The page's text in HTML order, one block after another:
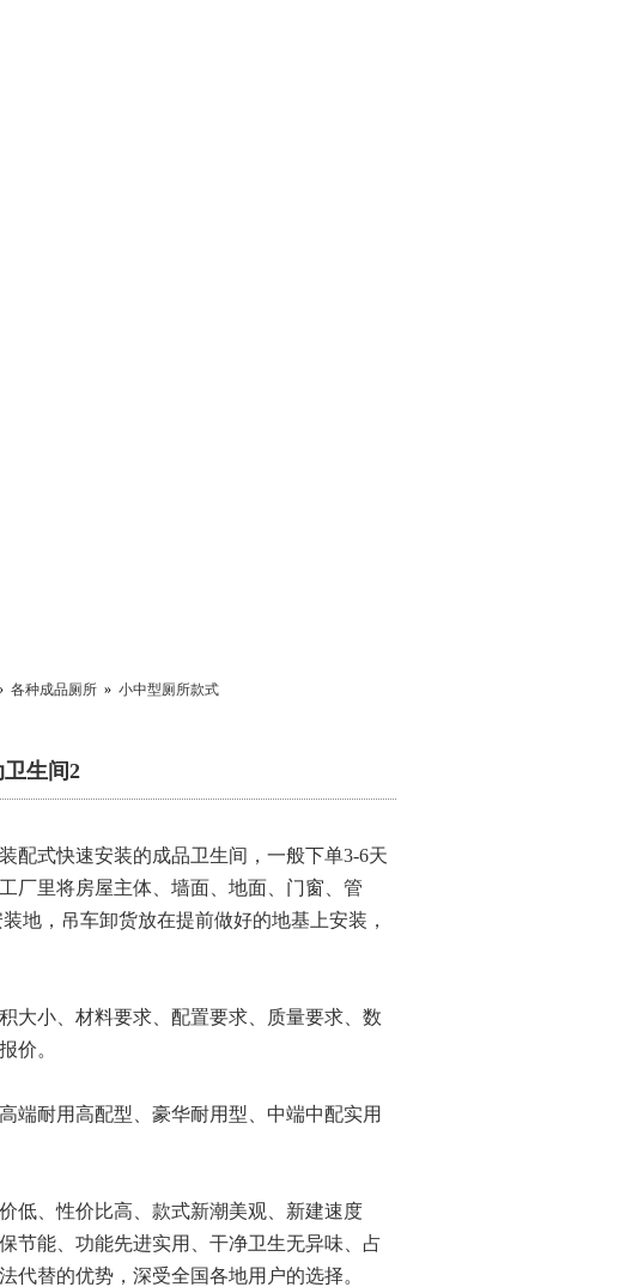
各种成品厕所 » 小中型厕所款式
生间2
配式快速安装的成品卫生间，一般下单3-6天
厂里将房屋主体、墙面、地面、门窗、管
地，吊车卸货放在提前做好的地基上安装，
大小、材料要求、配置要求、质量要求、数
价。
端耐用高配型、豪华耐用型、中端中配实用
低、性价比高、款式新潮美观、新建速度
节能、功能先进实用、干净卫生无异味、占
代替的优势，深受全国各地用户的选择。